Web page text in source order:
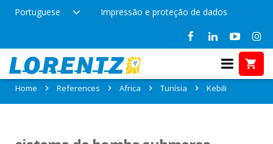
Portuguese Impressão e proteção de dados
References in Kebili, Tunísia
Home References Africa Tunísia Kebili